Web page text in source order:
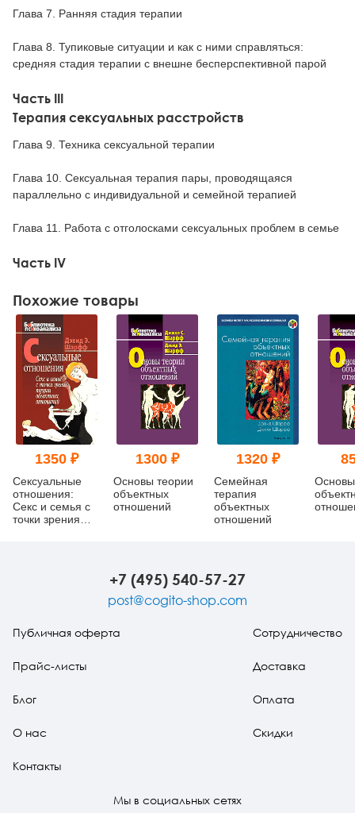
Глава 7. Ранняя стадия терапии
Глава 8. Тупиковые ситуации и как с ними справляться:
средняя стадия терапии с внешне бесперспективной парой
Часть III
Терапия сексуальных расстройств
Глава 9. Техника сексуальной терапии
Глава 10. Сексуальная терапия пары, проводящаяся
параллельно с индивидуальной и семейной терапией
Глава 11. Работа с отголосками сексуальных проблем в семье
Часть IV
Похожие товары
1350 ₽
Сексуальные
отношения:
Секс и семья с
точки зрения
1300 ₽
Основы теории
объектных
отношений
1320 ₽
Семейная
терапия
объектных
отношений
+7 (495) 540-57-27
post@cogito-shop.com
Публичная оферта
Прайс-листы
Блог
О нас
Контакты
Сотрудничество
Доставка
Оплата
Скидки
Мы в социальных сетях